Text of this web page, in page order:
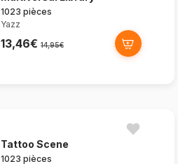
1023 pièces
Yazz
13,46€ 14,95€
Tattoo Scene
1023 pièces